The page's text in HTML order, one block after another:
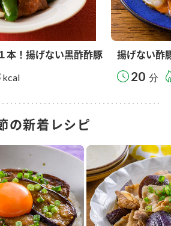
本！揚げない黒酢酢豚
kcal
揚げない酢
20 分
の新着レシピ